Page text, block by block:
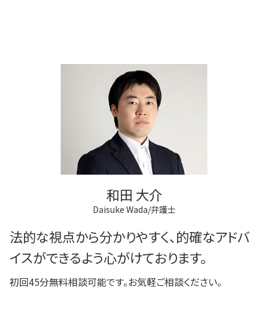
和田 大介
Daisuke Wada/弁護士
法的な視点から分かりやすく、的確なアドバ
イスができるよう心がけております。
初回45分無料相談可能です。お気軽ご相談ください。